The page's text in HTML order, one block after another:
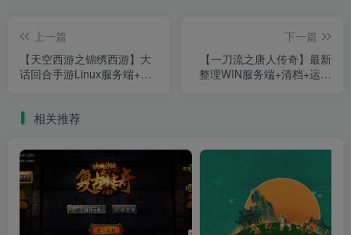
上一篇
【天空西游之锦绣西游】大
话回合手游Linux服务端+运
下一篇
【一刀流之唐人传奇】最新
整理WIN服务端+清档+运营
相关推荐